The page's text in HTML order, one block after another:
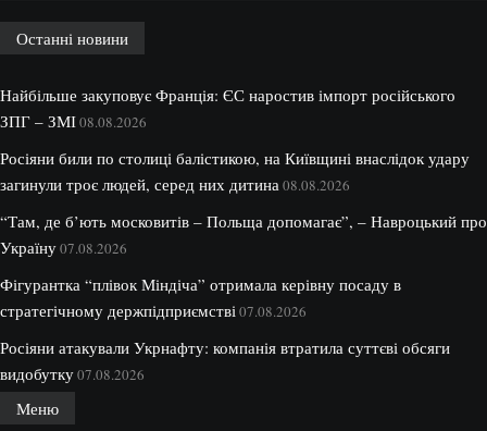
Останні новини
Найбільше закуповує Франція: ЄС наростив імпорт російського
ЗПГ – ЗМІ08.08.2026
Росіяни били по столиці балістикою, на Київщині внаслідок удару
загинули троє людей, серед них дитина 08.08.2026
“Там, де б’ють московитів – Польща допомагає”, – Навроцький про
Україну07.08.2026
Фігурантка “плівок Міндіча” отримала керівну посаду в
стратегічному держпідприємстві 07.08.2026
Росіяни атакували Укрнафту: компанія втратила суттєві обсяги
видобутку07.08.2026
Меню